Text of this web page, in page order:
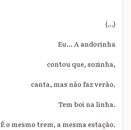
(...)
Eu... A andorinha
contou que, sozinha,
canta, mas não faz verão.
Tem boi na linha.
É o mesmo trem, a mesma estação.